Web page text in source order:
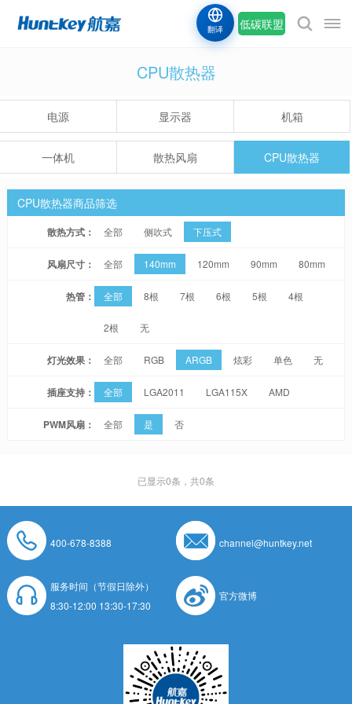
低碳联盟
翻译
CPU散热器
电源 显示器 机箱
一体机 散热风扇 CPU散热器
CPU散热器商品筛选
散热方式： 全部 侧吹式 下压式
风扇尺寸： 全部 140mm 120mm 90mm 80mm
热管： 全部 8根 7根 6根 5根 4根
2根 无
灯光效果： 全部 RGB ARGB 炫彩 单色 无
插座支持： 全部 LGA2011 LGA115X AMD
PWM风扇： 全部 是 否
已显示0条，共0条
400-678-8388 channel@huntkey.net
服务时间（节假日除外）
8:30-12:00 13:30-17:30
官方微博